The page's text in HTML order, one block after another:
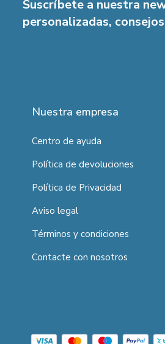
Suscríbete a nuestra
personalizadas,
Nuestra empresa
Centro de ayuda
Política de devoluciones
Política de Privacidad
Aviso legal
Términos y condiciones
Contacte con nosotros